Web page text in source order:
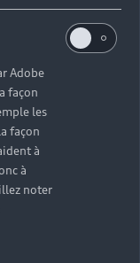
Adobe
façon
les
façon
à
à
noter